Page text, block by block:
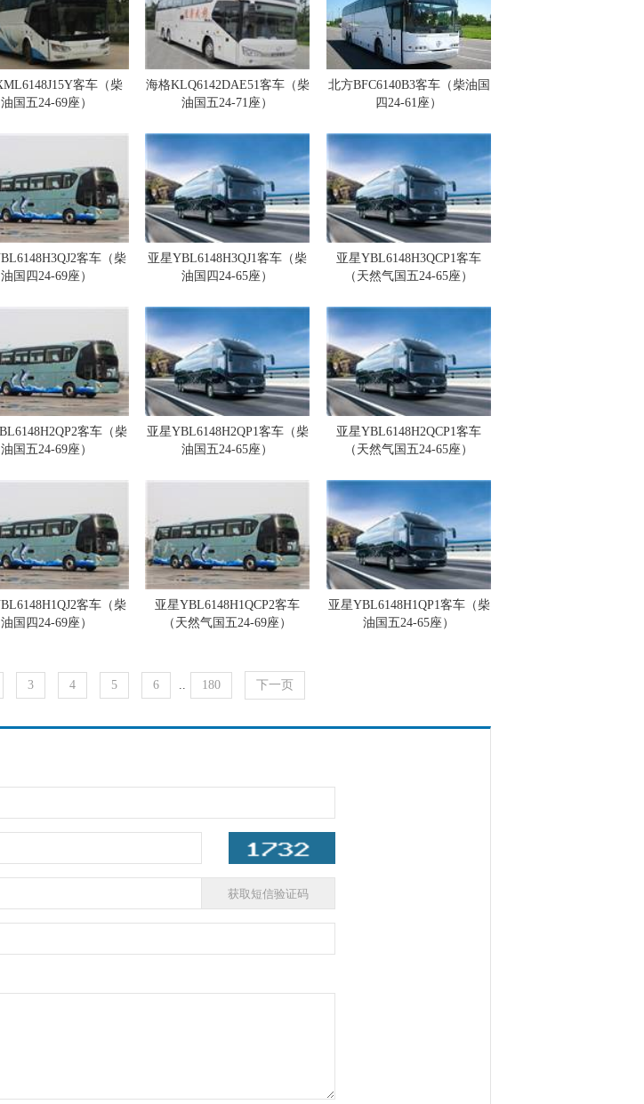
客车（柴
油国五24-69座）
海格KLQ6142DAE51客车（柴
油国五24-71座）
北方BFC6140B3客车（柴油国
四24-61座）
客车（柴
油国四24-69座）
亚星YBL6148H3QJ1客车（柴
油国四24-65座）
亚星YBL6148H3QCP1客车
（天然气国五24-65座）
客车（柴
油国五24-69座）
亚星YBL6148H2QP1客车（柴
油国五24-65座）
亚星YBL6148H2QCP1客车
（天然气国五24-65座）
客车（柴
油国四24-69座）
亚星YBL6148H1QCP2客车
（天然气国五24-69座）
亚星YBL6148H1QP1客车（柴
油国五24-65座）
3 4 5 6 .. 180 下一页